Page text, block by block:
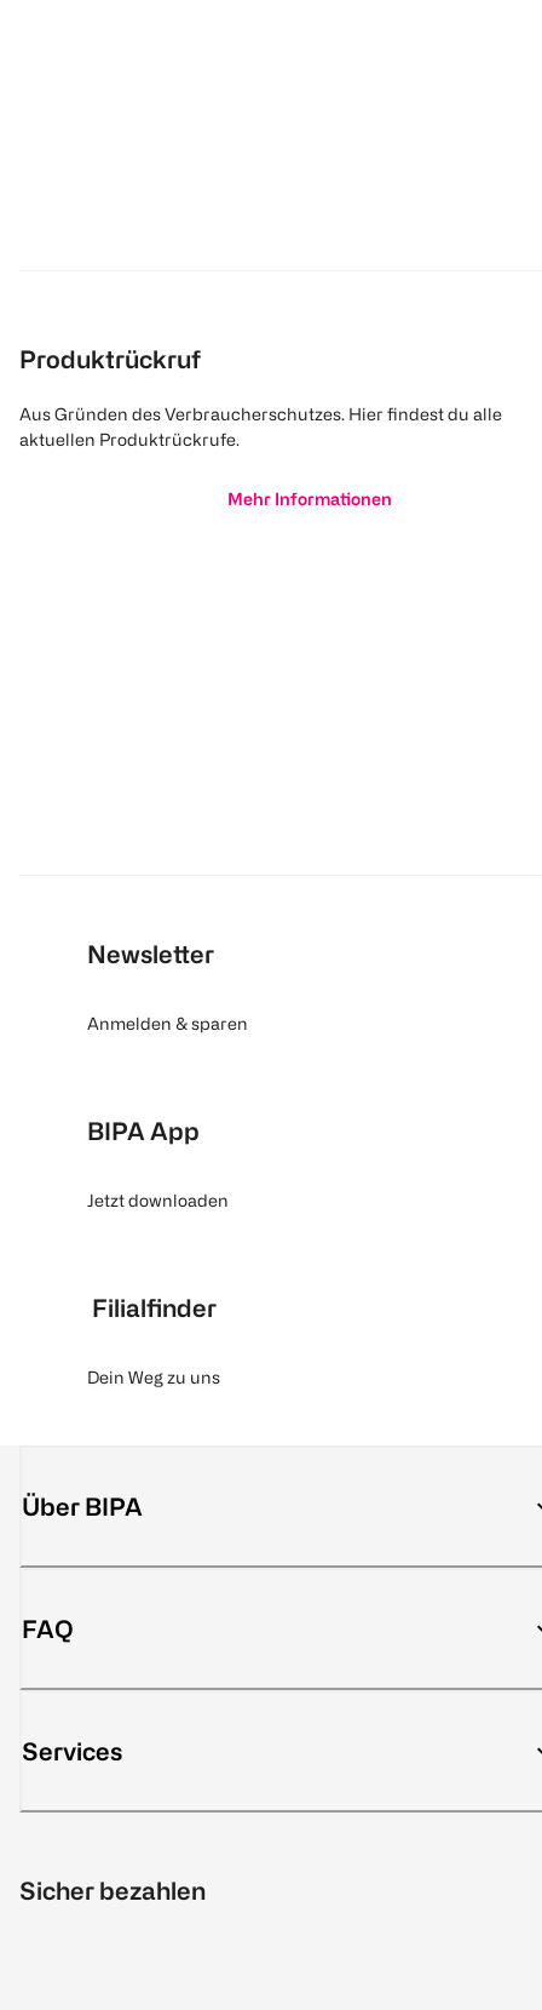
Produktrückruf
Aus Gründen des Verbraucherschutzes. Hier findest du alle
aktuellen Produktrückrufe.
Mehr Informationen
Newsletter
Anmelden & sparen
BIPA App
Jetzt downloaden
Filialfinder
Dein Weg zu uns
Über BIPA
FAQ
Services
Sicher bezahlen